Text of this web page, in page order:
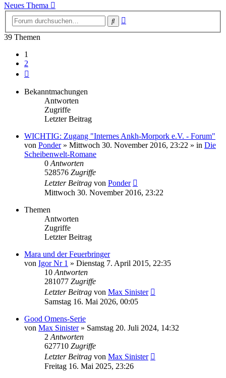
Neues Thema
Suche
39 Themen
1
2
Bekanntmachungen
Antworten
Zugriffe
Letzter Beitrag
WICHTIG: Zugang "Internes Ankh-Morpork e.V. - Forum"
von Ponder» Mittwoch 30. November 2016, 23:22 » in Die
Scheibenwelt-Romane
0 Antworten
528576 Zugriffe
Letzter Beitrag von Ponder
Mittwoch 30. November 2016, 23:22
Themen
Antworten
Zugriffe
Letzter Beitrag
Mara und der Feuerbringer
von Igor Nr 1 » Dienstag 7. April 2015, 22:35
10 Antworten
281077 Zugriffe
Letzter Beitrag von Max Sinister
Samstag 16. Mai 2026, 00:05
Good Omens-Serie
von Max Sinister» Samstag 20. Juli 2024, 14:32
2 Antworten
627710 Zugriffe
Letzter Beitrag von Max Sinister
Freitag 16. Mai 2025, 23:26